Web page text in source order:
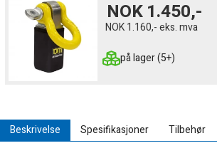
NOK1.450,-
NOK1.160,-eks. mva
på lager (5+)
Beskrivelse Spesifikasjoner Tilbehør